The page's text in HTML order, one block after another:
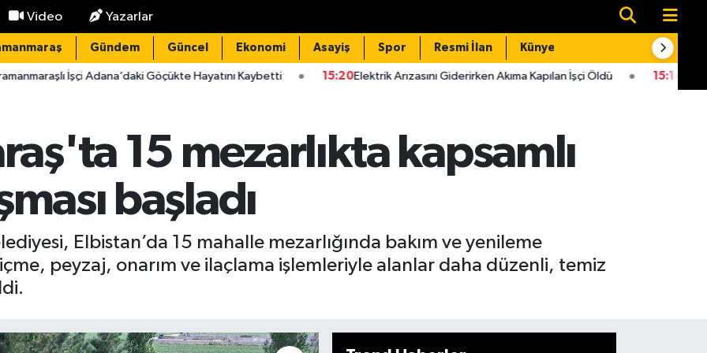
Video Yazarlar
Gündem Güncel Ekonomi Asayiş Spor Resmi İlan Künye
Göçükte Hayatını Kaybetti 15:20Elektrik Arızasını Giderirken Akıma Kapılan İşçi Öldü 15:14Kahramanmaraş'ta
15 mezarlıkta kapsamlı
başladı
Elbistan’da 15 mahalle mezarlığında bakım ve yenileme
peyzaj, onarım ve ilaçlama işlemleriyle alanlar daha düzenli, temiz